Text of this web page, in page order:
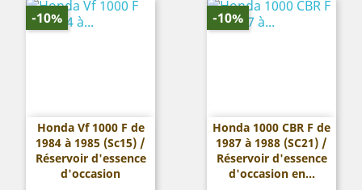
Honda Vf 1000 F de
1984 à 1985 (Sc15) /
Réservoir d'essence
d'occasion
-10%
Honda 1000 CBR F de
1987 à 1988 (SC21) /
Réservoir d'essence
d'occasion en...
-10%